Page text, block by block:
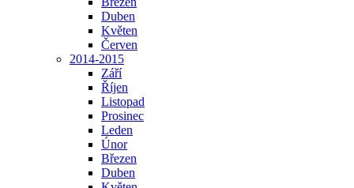
Duben
Květen
Červen
2014-2015
Září
Říjen
Listopad
Prosinec
Leden
Únor
Březen
Duben